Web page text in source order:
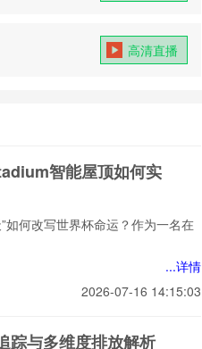
高清直播
智能屋顶如何实
如何改写世界杯命运？作为一名在
...详情
2026-07-16 14:15:03
踪与多维度排放解析